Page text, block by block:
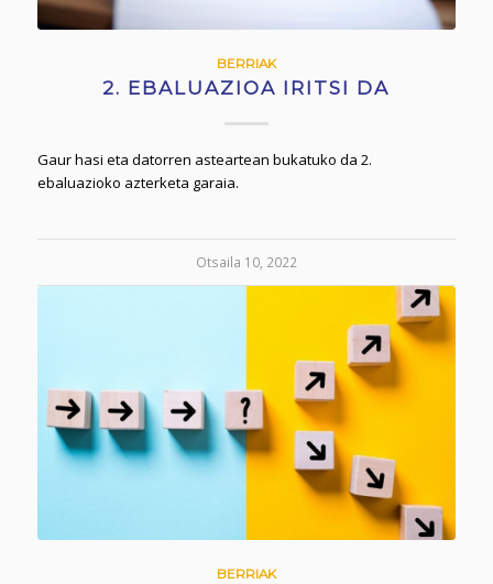
BERRIAK
2. EBALUAZIOA IRITSI DA
Gaur hasi eta datorren asteartean bukatuko da 2.
ebaluazioko azterketa garaia.
Otsaila 10, 2022
BERRIAK